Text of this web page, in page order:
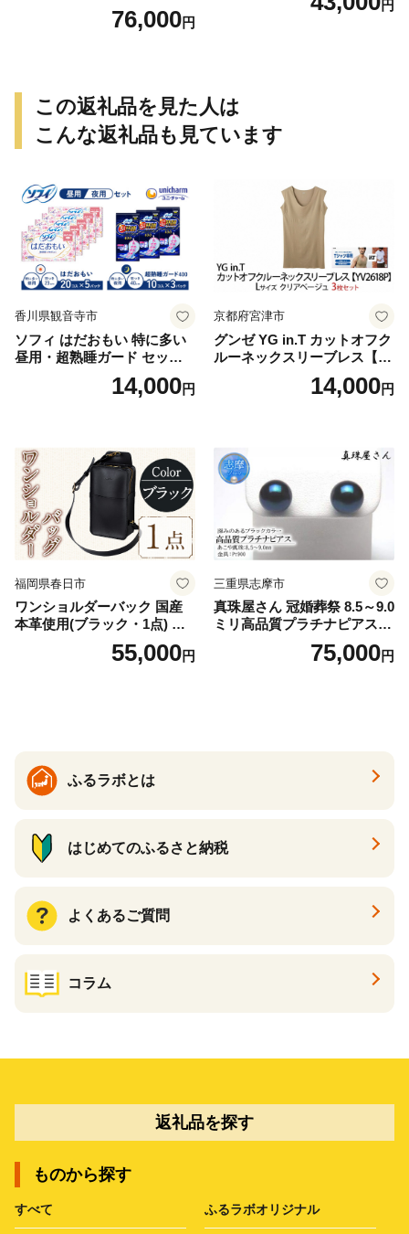
76,000円
円
この返礼品を見た人は
こんな返礼品も見ています
香川県観音寺市
ソフィ はだおもい 特に多い
昼用・超熟睡ガード セット
羽付き ナプキン 生理用品 サ
ニタリー ユニ・チャーム
14,000円
京都府宮津市
グンゼ YG in.T カットオフク
ルーネックスリーブレス【Y
V2618P】Lサイズ クリアベ
ージュ3枚セット [№5716-04
14,000円
福岡県春日市
ワンショルダーバック 国産
本革使用(ブラック・1点) 鞄
バック バッグ カバン レザー
国産 日本製 牛革 黒 革 革製
55,000円
三重県志摩市
真珠屋さん 冠婚葬祭 8.5～9.0
ミリ高品質プラチナピアス P
t900 志摩産アコヤ真珠 ブラ
ックパール 黒真珠75,000円
ふるラボとは
はじめてのふるさと納税
よくあるご質問
コラム
返礼品を探す
ものから探す
すべて ふるラボオリジナル